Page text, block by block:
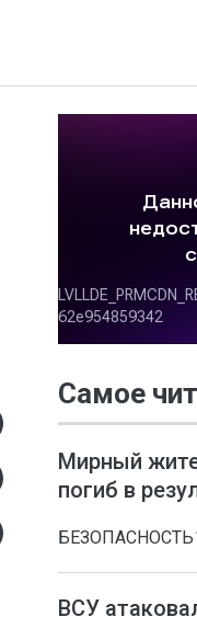
Самое
Мирный
погиб в
БЕЗОПАСНОСТЬ
ВСУ